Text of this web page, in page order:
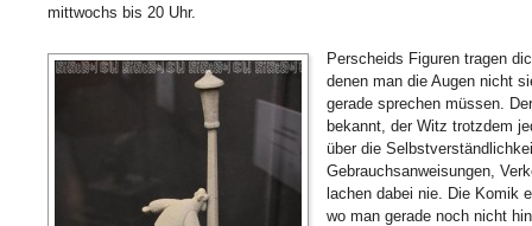
mittwochs bis 20 Uhr.
Perscheids Figuren tragen
denen man die Augen nicht
gerade sprechen müssen.
bekannt, der Witz trotzdem
über die
Gebrauchsanweisungen,
lachen dabei nie. Die Komik
wo man gerade noch nicht